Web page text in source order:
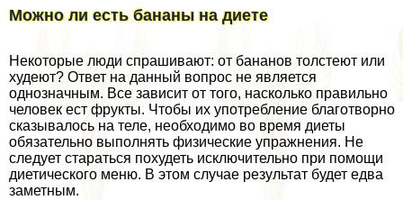
Можно ли есть бананы на диете
Некоторые люди спрашивают: от бананов толстеют или
худеют? Ответ на данный вопрос не является
однозначным. Все зависит от того, насколько правильно
человек ест фрукты. Чтобы их употрeбление благотворно
сказывалось на теле, необходимо во время диеты
обязательно выполнять физические упражнения. Не
следует стараться похудеть исключительно при помощи
диетического меню. В этом случае результат будет едва
заметным.